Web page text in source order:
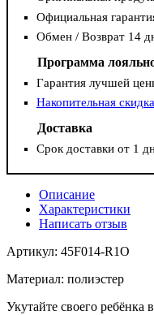
Официальная
Обмен / Возврат 14
Программа
Гарантия лучшей
Накопительная скидка
Доставка
Срок доставки от 1
Описание
Характеристики
Написать отзыв
Артикул: 45F014-R1O
Материал: полиэстер
Укутайте своего ребёнка